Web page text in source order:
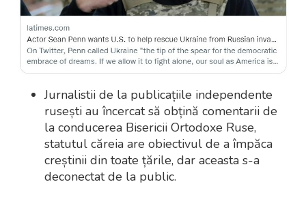
Jurnalistii de la publicațiile independente
rusești au încercat să obțină comentarii de
la conducerea Bisericii Ortodoxe Ruse,
statutul căreia are obiectivul de a împăca
creștinii din toate țările, dar aceasta s-a
deconectat de la public.